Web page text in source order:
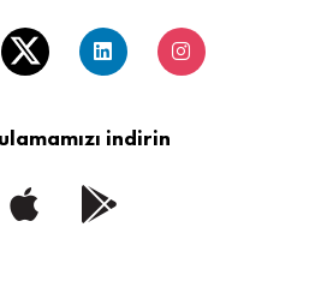
indirin